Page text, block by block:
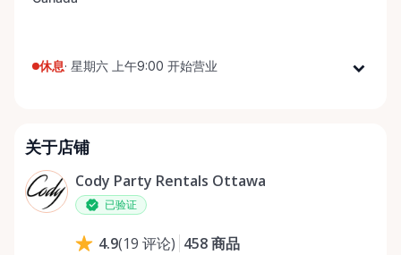
休息· 星期六 上午9:00 开始营业
星期三
星期四
上午9:00 - 下午5:00
星期五
关于店铺
Cody Party Rentals Ottawa
已验证
4.9(19 评论) 458商品